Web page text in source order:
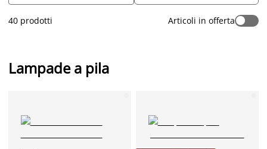
40 prodotti Articoli in offerta
Lampade a pila